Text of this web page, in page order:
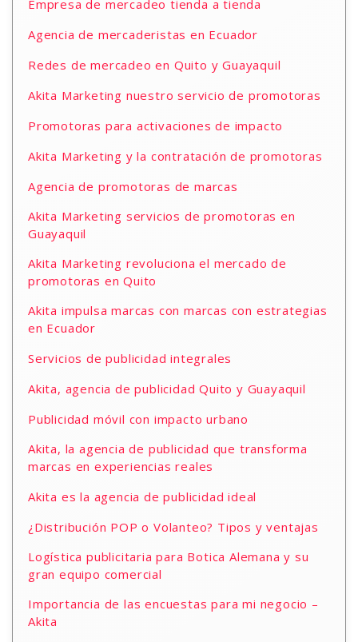
Empresa de mercadeo tienda a tienda
Agencia de mercaderistas en Ecuador
Redes de mercadeo en Quito y Guayaquil
Akita Marketing nuestro servicio de promotoras
Promotoras para activaciones de impacto
Akita Marketing y la contratación de promotoras
Agencia de promotoras de marcas
Akita Marketing servicios de promotoras en
Guayaquil
Akita Marketing revoluciona el mercado de
promotoras en Quito
Akita impulsa marcas con marcas con estrategias
en Ecuador
Servicios de publicidad integrales
Akita, agencia de publicidad Quito y Guayaquil
Publicidad móvil con impacto urbano
Akita, la agencia de publicidad que transforma
marcas en experiencias reales
Akita es la agencia de publicidad ideal
¿Distribución POP o Volanteo? Tipos y ventajas
Logística publicitaria para Botica Alemana y su
gran equipo comercial
Importancia de las encuestas para mi negocio –
Akita